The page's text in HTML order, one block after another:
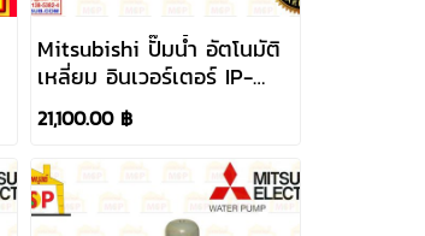
Mitsubishi ปั๊มน้ำ อัตโนมัติ
เหลี่ยม อินเวอร์เตอร์ IP-
505R ท่อ 1-1/4" 220V
21,100.00 ฿